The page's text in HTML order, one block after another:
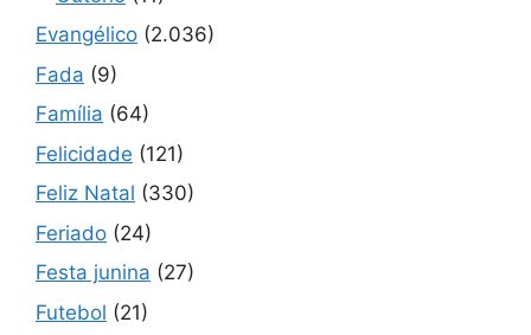
Evangélico (2.036)
Fada (9)
Família (64)
Felicidade (121)
Feliz Natal (330)
Feriado (24)
Festa junina (27)
Futebol (21)